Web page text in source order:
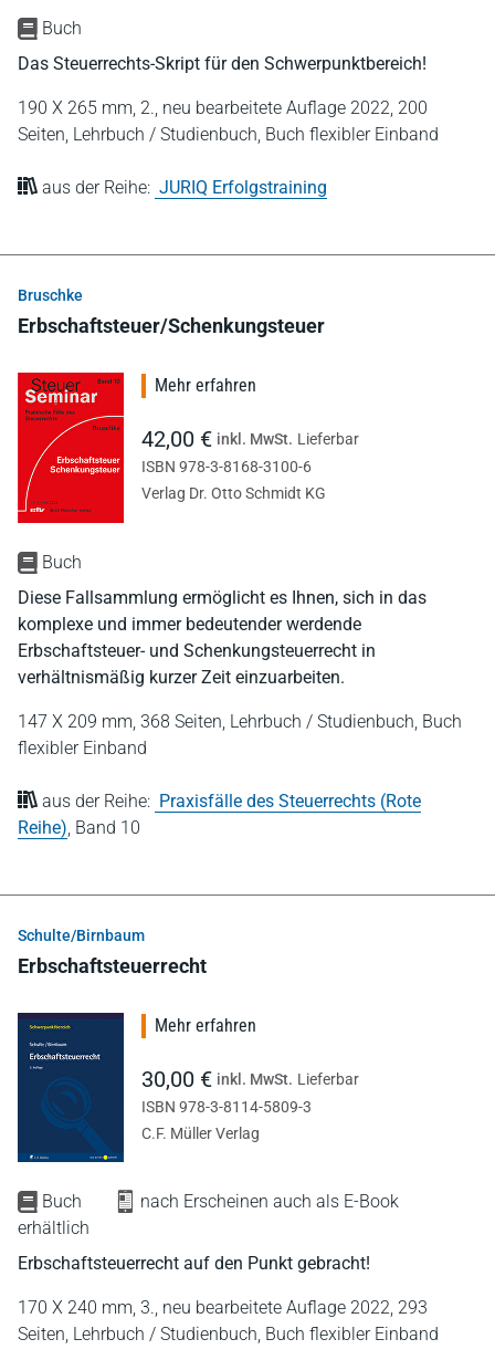
Buch
Das Steuerrechts-Skript für den Schwerpunktbereich!
190 X 265 mm, 2., neu bearbeitete Auflage 2022, 200
Seiten, Lehrbuch / Studienbuch, Buch flexibler Einband
aus der Reihe: JURIQ Erfolgstraining
Bruschke
Erbschaftsteuer/Schenkungsteuer
Buch
Diese Fallsammlung ermöglicht es Ihnen, sich in das
komplexe und immer bedeutender werdende
Erbschaftsteuer- und Schenkungsteuerrecht in
verhältnismäßig kurzer Zeit einzuarbeiten.
147 X 209 mm, 368 Seiten, Lehrbuch / Studienbuch, Buch
flexibler Einband
aus der Reihe: Praxisfälle des Steuerrechts (Rote
Reihe), Band 10
Mehr erfahren
42,00 € inkl. MwSt. Lieferbar
ISBN 978-3-8168-3100-6
Verlag Dr. Otto Schmidt KG
Schulte/Birnbaum
Erbschaftsteuerrecht
Buch
nach Erscheinen auch als E-Book
erhältlich
Erbschaftsteuerrecht auf den Punkt gebracht!
170 X 240 mm, 3., neu bearbeitete Auflage 2022, 293
Seiten, Lehrbuch / Studienbuch, Buch flexibler Einband
Mehr erfahren
30,00 € inkl. MwSt. Lieferbar
ISBN 978-3-8114-5809-3
C.F. Müller Verlag